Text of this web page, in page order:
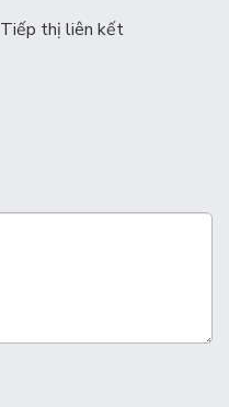
Tiếp thị liên kết